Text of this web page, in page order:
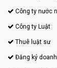
Công ty nước
Công ty Luật
Thuê luật sư
Đăng ký